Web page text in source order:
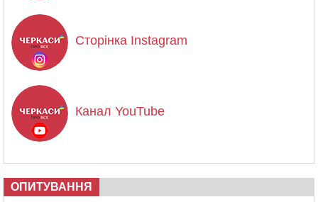
Сторінка Instagram
Канал YouTube
ОПИТУВАННЯ